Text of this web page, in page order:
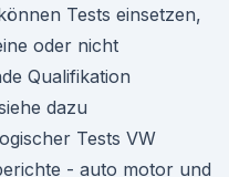
Tests einsetzen,
oder nicht
Qualifikation
dazu
Tests VW
- auto motor und